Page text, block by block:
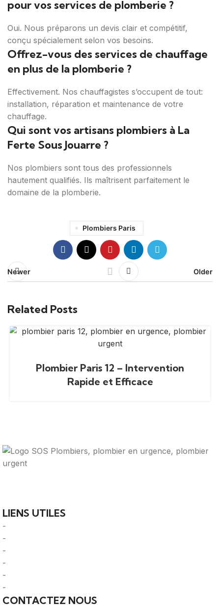
pour vos services de plomberie ?
Oui. Nous préparons un devis clair et compétitif,
conçu spécialement selon vos besoins.
Offrez-vous des services de chauffage
en plus de la plomberie ?
Effectivement. Nos chauffagistes s’occupent de tout:
installation, réparation et maintenance de votre
chauffage.
Qui sont vos artisans plombiers à La
Ferte Sous Jouarre ?
Nos plombiers sont tous des professionnels
hautement qualifiés. Ils maîtrisent parfaitement le
domaine de la plomberie.
Plombiers Paris
Newer Older
Related Posts
Plombier Paris 12 – Intervention
Rapide et Efficace
LIENS UTILES
-
-
-
-
-
-
CONTACTEZ NOUS